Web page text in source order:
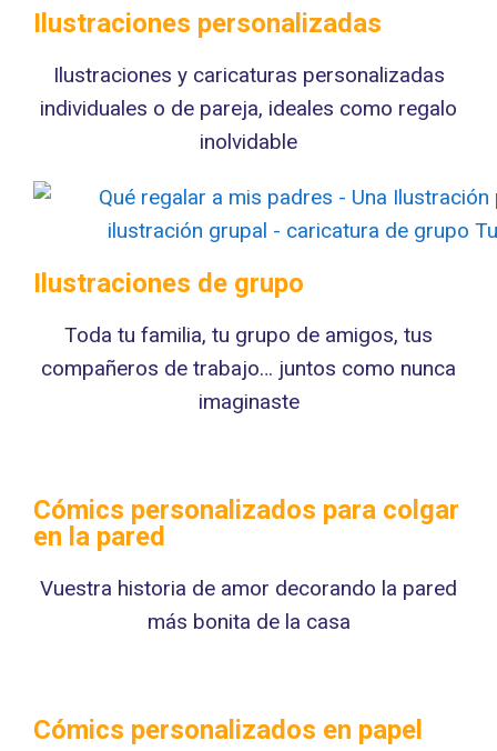
Ilustraciones personalizadas
Ilustraciones y caricaturas personalizadas
individuales o de pareja, ideales como regalo
inolvidable
Ilustraciones de grupo
Toda tu familia, tu grupo de amigos, tus
compañeros de trabajo… juntos como nunca
imaginaste
Cómics personalizados para colgar
en la pared
Vuestra historia de amor decorando la pared
más bonita de la casa
Cómics personalizados en papel